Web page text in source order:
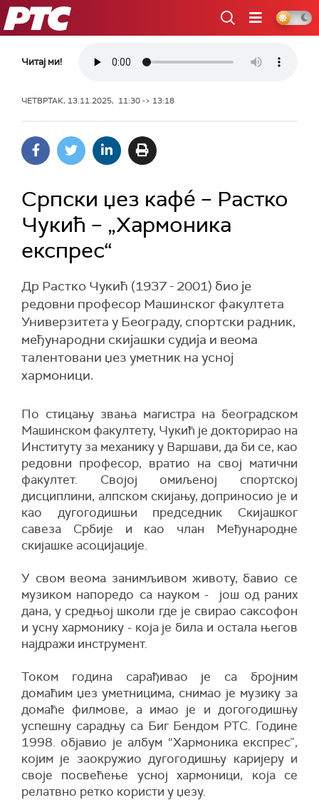
РТС
Читај ми!
ЧЕТВРТАК, 13.11.2025, 11:30 -> 13:18
Српски џез кафé – Растко
Чукић – „Хармоника
експрес“
Др Растко Чукић (1937 - 2001) био је
редовни професор Машинског факултета
Универзитета у Београду, спортски радник,
међународни скијашки судија и веома
талентовани џез уметник на усној
хармоници.
По стицању звања магистра на београдском
Машинском факултету, Чукић је докторирао на
Институту за механику у Варшави, да би се, као
редовни професор, вратио на свој матични
факултет. Својој омиљеној спортској
дисциплини, алпском скијању, доприносио је и
као дугогодишњи председник Скијашког
савеза Србије и као члан Међународне
скијашке асоцијације.
У свом веома занимљивом животу, бавио се
музиком напоредо са науком - још од раних
дана, у средњој школи где је свирао саксофон
и усну хармонику - која је била и остала његов
најдражи инструмент.
Током година сарађивао је са бројним
домаћим џез уметницима, снимао је музику за
домаће филмове, а имао је и догогодишњу
успешну сарадњу са Биг Бендом РТС. Године
1998. објавио је албум “Хармоника експрес”,
којим је заокружио дугогодишњу каријеру и
своје посвећење усној хармоници, која се
релатвно ретко користи у џезу.